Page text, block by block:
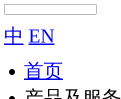
中 EN
首页